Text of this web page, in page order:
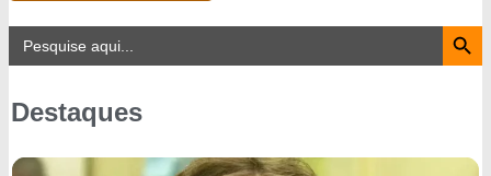
Search
for:
Search Button
Destaques